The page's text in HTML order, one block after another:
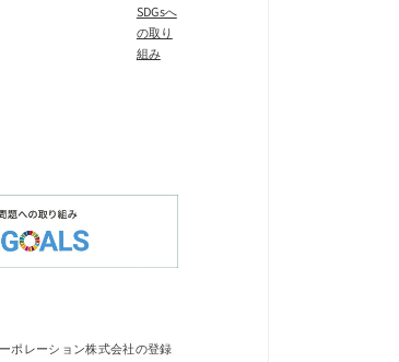
SDGsへ
の取り
組み
ポレーション株式会社の登録